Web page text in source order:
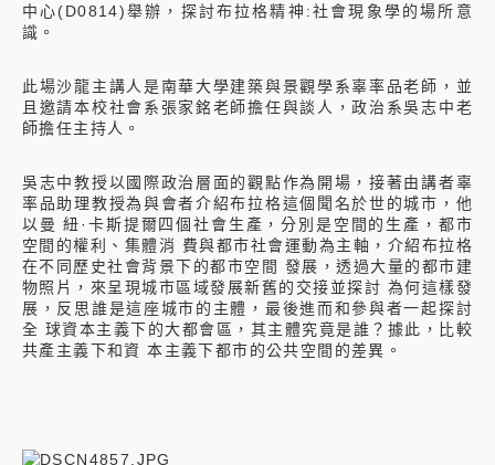
中心(D0814)舉辦，探討布拉格精神:社會現象學的場所意
識。
此場沙龍主講人是南華大學建築與景觀學系辜率品老師，並
且邀請本校社會系張家銘老師擔任與談人，政治系吳志中老
師擔任主持人。
吳志中教授以國際政治層面的觀點作為開場，接著由講者辜
率品助理教授為與會者介紹布拉格這個聞名於世的城市，他
以曼 紐·卡斯提爾四個社會生產，分別是空間的生產，都市
空間的權利、集體消 費與都市社會運動為主軸，介紹布拉格
在不同歷史社會背景下的都市空間 發展，透過大量的都市建
物照片，來呈現城市區域發展新舊的交接並探討 為何這樣發
展，反思誰是這座城市的主體，最後進而和參與者一起探討
全 球資本主義下的大都會區，其主體究竟是誰？據此，比較
共產主義下和資 本主義下都市的公共空間的差異。